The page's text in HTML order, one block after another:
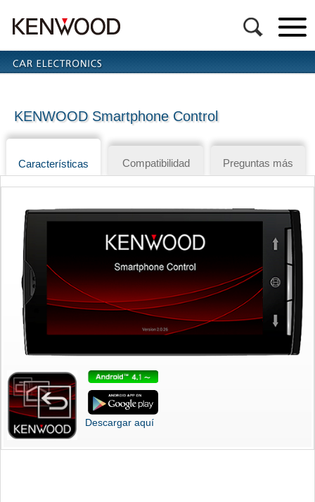
KENWOOD Smartphone Control
Características Compatibilidad Preguntas más
Descargar aquí